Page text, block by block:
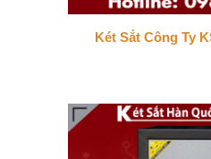
Két Sắt Công Ty